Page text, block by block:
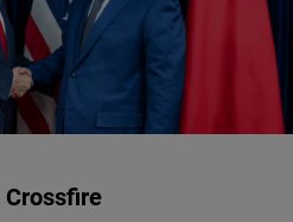
Crossfire